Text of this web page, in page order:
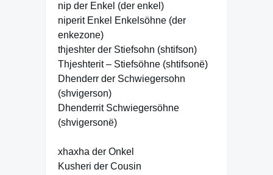
nip der Enkel (der enkel)
niperit Enkel Enkelsöhne (der
enkezone)
thjeshter der Stiefsohn (shtifson)
Thjeshterit – Stiefsöhne (shtifsonë)
Dhenderr der Schwiegersohn
(shvigerson)
Dhenderrit Schwiegersöhne
(shvigersonë)
xhaxha der Onkel
Kusheri der Cousin